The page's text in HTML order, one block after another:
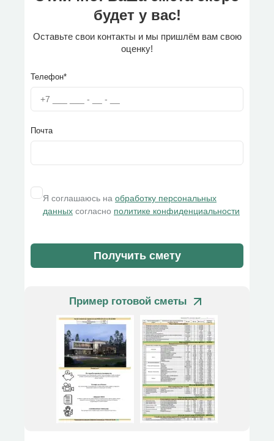
будет у вас!
Оставьте свои контакты и мы пришлём вам свою
оценку!
Телефон*
Почта
Я соглашаюсь наобработку персональных
данных согласно политике конфиденциальности
Получить смету
Пример готовой сметы